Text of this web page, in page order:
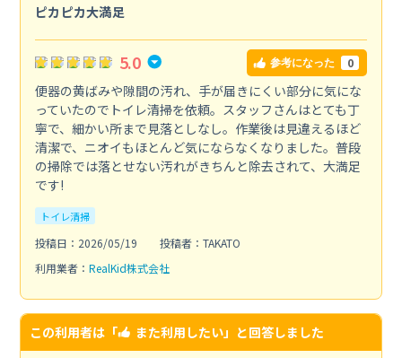
ピカピカ大満足
5.0 参考になった 0
便器の黄ばみや隙間の汚れ、手が届きにくい部分に気にな
っていたのでトイレ清掃を依頼。スタッフさんはとても丁
寧で、細かい所まで見落としなし。作業後は見違えるほど
清潔で、ニオイもほとんど気にならなくなりました。普段
の掃除では落とせない汚れがきちんと除去されて、大満足
です!
トイレ清掃
投稿日：2026/05/19
投稿者：TAKATO
利用業者： RealKid株式会社
この利用者は「 また利用したい」と回答しました